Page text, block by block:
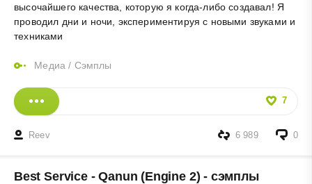
высочайшего качества, которую я когда-либо создавал! Я
проводил дни и ночи, экспериментируя с новыми звуками и
техниками
Медиа / Сэмплы
7
Reev 0
6 989
Best Service - Qanun (Engine 2) - сэмплы